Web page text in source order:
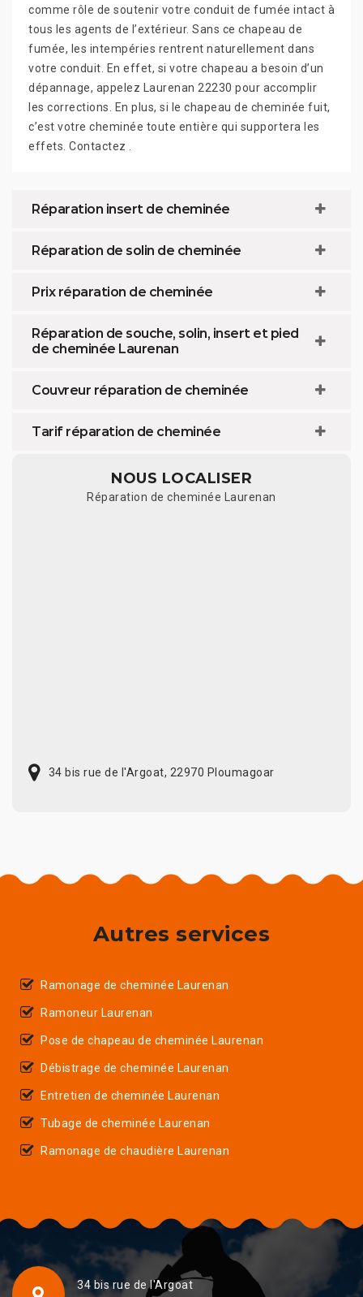
comme rôle de soutenir votre conduit de fumée intact à
tous les agents de l’extérieur. Sans ce chapeau de
fumée, les intempéries rentrent naturellement dans
votre conduit. En effet, si votre chapeau a besoin d’un
dépannage, appelez Laurenan 22230 pour accomplir
les corrections. En plus, si le chapeau de cheminée fuit,
c’est votre cheminée toute entière qui supportera les
effets. Contactez .
Réparation insert de cheminée
Réparation de solin de cheminée
Prix réparation de cheminée
Réparation de souche, solin, insert et pied
de cheminée Laurenan
Couvreur réparation de cheminée
Tarif réparation de cheminée
NOUS LOCALISER
Réparation de cheminée Laurenan
34 bis rue de l'Argoat, 22970 Ploumagoar
Autres services
Ramonage de cheminée Laurenan
Ramoneur Laurenan
Pose de chapeau de cheminée Laurenan
Débistrage de cheminée Laurenan
Entretien de cheminée Laurenan
Tubage de cheminée Laurenan
Ramonage de chaudière Laurenan
34 bis rue de l'Argoat